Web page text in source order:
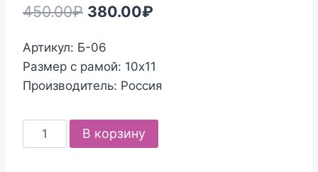
450.00₽ Первоначальная
составляла
450.00₽.
380.00₽
380.00₽.
Артикул: Б-06
Размер с рамой: 10х11
Производитель: Россия
Количество
товара
В корзину